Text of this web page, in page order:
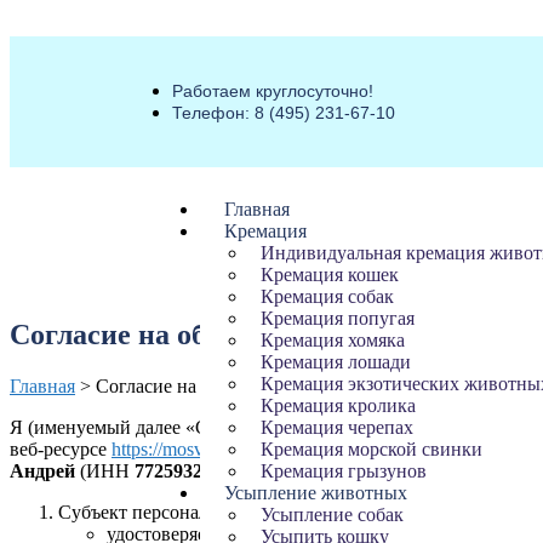
Работаем круглосуточно!
Телефон: 8 (495) 231-67-10
Главная
Кремация
Индивидуальная кремация
Кремация кошек
Кремация собак
Кремация попугая
Кремация хомяка
Кремация лошади
Кремация экзотических
Кремация кролика
Кремация черепах
Кремация морской свинки
Кремация грызунов
Усыпление животных
Усыпление собак
Усыпить кошку
Согласие на обработку персональных
Главная > Согласие на обработку персональных данных
Я (именуемый далее «Субъект персональных данных»),
веб-ресурсе https://mosvetcenter24.ru/(именуемом далее «Веб-
Андрей (ИНН 772593272264
), являющемуся владельцем Веб-
Субъект персональных данных:
удостоверяет, что вся предоставленная им